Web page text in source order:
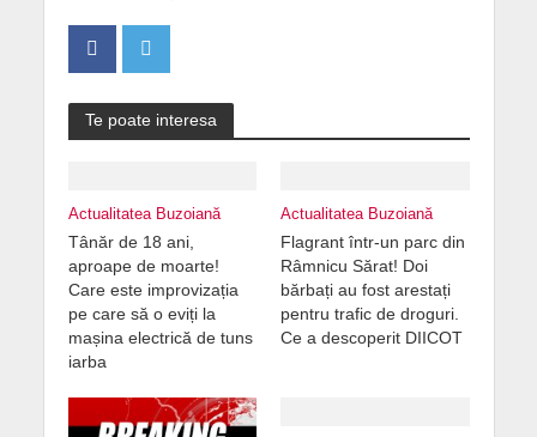
Te poate interesa
Actualitatea Buzoiană
Tânăr de 18 ani,
aproape de moarte!
Care este improvizația
pe care să o eviți la
mașina electrică de tuns
iarba
Actualitatea Buzoiană
Flagrant într-un parc din
Râmnicu Sărat! Doi
bărbați au fost arestați
pentru trafic de droguri.
Ce a descoperit DIICOT